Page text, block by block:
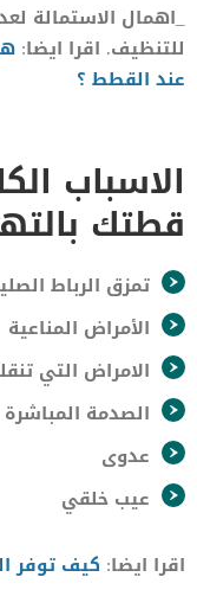
_اهمال الاستمالة
للتنظيف. اقرا ايضا:
عند القطط ؟
الاسباب
قطتك
تمزق الرباط
الأمراض المناعية
الامراض التي
الصدمة
عدوى
عيب خلقي
اقرا ايضا: كيف توفر